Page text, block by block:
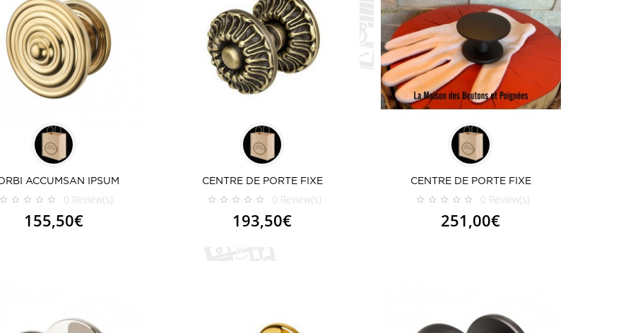
ACCUMSAN IPSUM
0 Review(s)
155,50€
CENTRE DE PORTE FIXE
0 Review(s)
193,50€
CENTRE DE PORTE FIXE
0 Review(s)
251,00€